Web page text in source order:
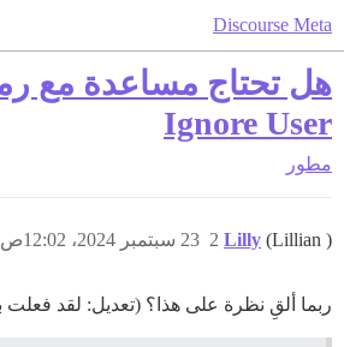
Discourse Meta
Ignore User
مطور
Lilly (Lillian ) 23 سبتمبر 2024، 12:02ص 2
ربما ألقِ نظرة على هذا؟ (تعديل: لقد فعلت